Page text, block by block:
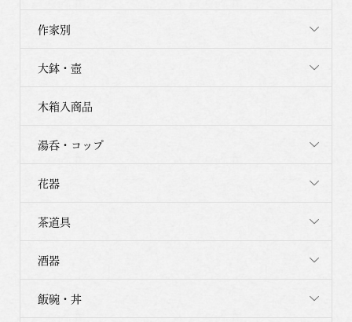
作家別
大鉢・壺
木箱入商品
湯呑・コップ
花器
茶道具
酒器
飯碗・丼